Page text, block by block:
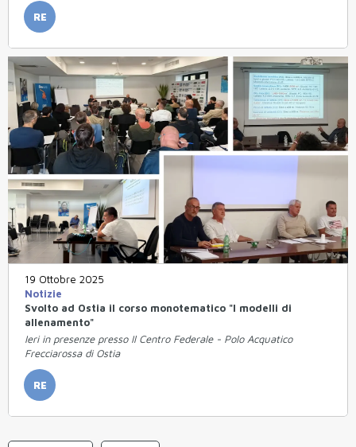
RE
19 Ottobre 2025
Notizie
Svolto ad Ostia il corso monotematico "I modelli di
allenamento"
Ieri in presenze presso Il Centro Federale - Polo Acquatico
Frecciarossa di Ostia
RE